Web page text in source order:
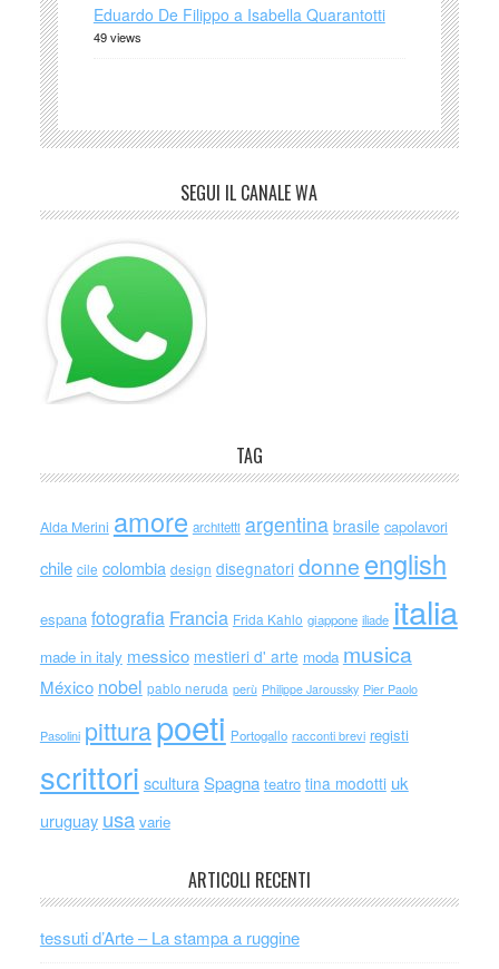
Eduardo De Filippo a Isabella Quarantotti
49 views
SEGUI IL CANALE WA
TAG
Alda Merini amore architetti argentina brasile capolavori
chile cile colombia design disegnatori donne english
espana fotografia Francia Frida Kahlo giappone iliade italia
made in italy messico mestieri d' arte moda musica
México nobel pablo neruda perù Philippe Jaroussky Pier Paolo
Pasolini pitturapoeti Portogallo racconti brevi registi
scrittori scultura Spagna teatro tina modotti uk
uruguay usa varie
ARTICOLI RECENTI
tessuti d’Arte – La stampa a ruggine